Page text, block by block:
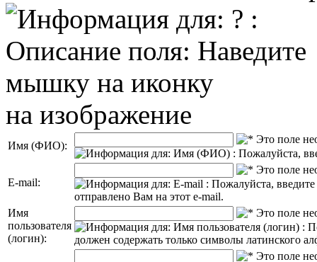
на изображение
Имя (ФИО):
E-mail:
Имя
пользователя
(логин):